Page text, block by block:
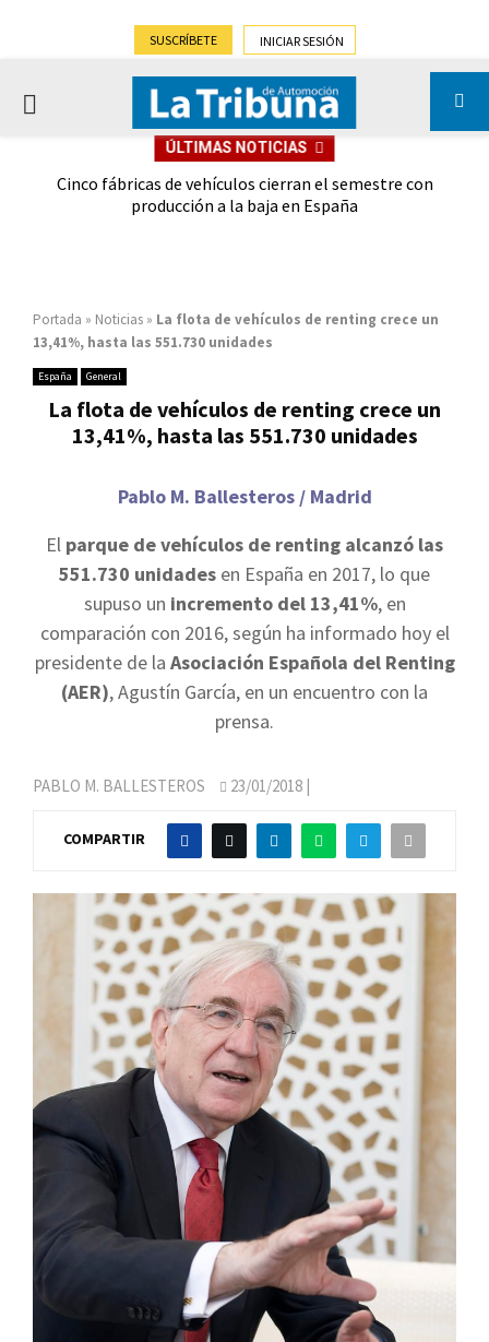
SUSCRÍBETE INICIAR SESIÓN
PRIMARY
ÚLTIMAS NOTICIAS
Cinco fábricas de vehículos cierran el semestre con
producción a la baja en España
Portada » Noticias » La flota de vehículos de renting crece un
13,41%, hasta las 551.730 unidades
España General
La flota de vehículos de renting crece un
13,41%, hasta las 551.730 unidades
Pablo M. Ballesteros / Madrid
El parque de vehículos de renting alcanzó las
551.730 unidades en España en 2017, lo que
supuso un incremento del 13,41%, en
comparación con 2016, según ha informado hoy el
presidente de la Asociación Española del Renting
(AER), Agustín García, en un encuentro con la
prensa.
PABLO M. BALLESTEROS 23/01/2018 |
COMPARTIR